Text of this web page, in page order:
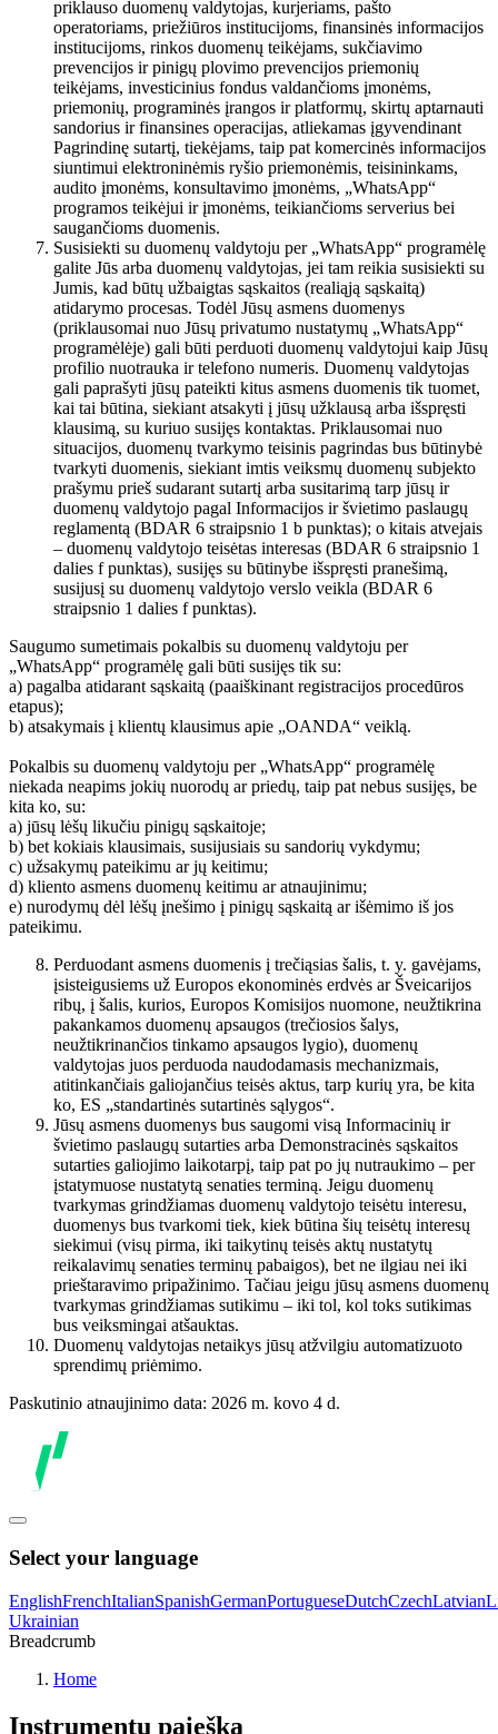
priklauso duomenų valdytojas, kurjeriams, pašto
operatoriams, priežiūros institucijoms, finansinės informacijos
institucijoms, rinkos duomenų teikėjams, sukčiavimo
prevencijos ir pinigų plovimo prevencijos priemonių
teikėjams, investicinius fondus valdančioms įmonėms,
priemonių, programinės įrangos ir platformų, skirtų aptarnauti
sandorius ir finansines operacijas, atliekamas įgyvendinant
Pagrindinę sutartį, tiekėjams, taip pat komercinės informacijos
siuntimui elektroninėmis ryšio priemonėmis, teisininkams,
audito įmonėms, konsultavimo įmonėms, „WhatsApp“
programos teikėjui ir įmonėms, teikiančioms serverius bei
saugančioms duomenis.
Susisiekti su duomenų valdytoju per „WhatsApp“ programėlę
galite Jūs arba duomenų valdytojas, jei tam reikia susisiekti su
Jumis, kad būtų užbaigtas sąskaitos (realiąją sąskaitą)
atidarymo procesas. Todėl Jūsų asmens duomenys
(priklausomai nuo Jūsų privatumo nustatymų „WhatsApp“
programėlėje) gali būti perduoti duomenų valdytojui kaip Jūsų
profilio nuotrauka ir telefono numeris. Duomenų valdytojas
gali paprašyti jūsų pateikti kitus asmens duomenis tik tuomet,
kai tai būtina, siekiant atsakyti į jūsų užklausą arba išspręsti
klausimą, su kuriuo susijęs kontaktas. Priklausomai nuo
situacijos, duomenų tvarkymo teisinis pagrindas bus būtinybė
tvarkyti duomenis, siekiant imtis veiksmų duomenų subjekto
prašymu prieš sudarant sutartį arba susitarimą tarp jūsų ir
duomenų valdytojo pagal Informacijos ir švietimo paslaugų
reglamentą (BDAR 6 straipsnio 1 b punktas); o kitais atvejais
– duomenų valdytojo teisėtas interesas (BDAR 6 straipsnio 1
dalies f punktas), susijęs su būtinybe išspręsti pranešimą,
susijusį su duomenų valdytojo verslo veikla (BDAR 6
straipsnio 1 dalies f punktas).
Saugumo sumetimais pokalbis su duomenų valdytoju per
„WhatsApp“ programėlę gali būti susijęs tik su:
a) pagalba atidarant sąskaitą (paaiškinant registracijos procedūros
etapus);
b) atsakymais į klientų klausimus apie „OANDA“ veiklą.
Pokalbis su duomenų valdytoju per „WhatsApp“ programėlę
niekada neapims jokių nuorodų ar priedų, taip pat nebus susijęs, be
kita ko, su:
a) jūsų lėšų likučiu pinigų sąskaitoje;
b) bet kokiais klausimais, susijusiais su sandorių vykdymu;
c) užsakymų pateikimu ar jų keitimu;
d) kliento asmens duomenų keitimu ar atnaujinimu;
e) nurodymų dėl lėšų įnešimo į pinigų sąskaitą ar išėmimo iš jos
pateikimu.
Perduodant asmens duomenis į trečiąsias šalis, t. y. gavėjams,
įsisteigusiems už Europos ekonominės erdvės ar Šveicarijos
ribų, į šalis, kurios, Europos Komisijos nuomone, neužtikrina
pakankamos duomenų apsaugos (trečiosios šalys,
neužtikrinančios tinkamo apsaugos lygio), duomenų
valdytojas juos perduoda naudodamasis mechanizmais,
atitinkančiais galiojančius teisės aktus, tarp kurių yra, be kita
ko, ES „standartinės sutartinės sąlygos“.
Jūsų asmens duomenys bus saugomi visą Informacinių ir
švietimo paslaugų sutarties arba Demonstracinės sąskaitos
sutarties galiojimo laikotarpį, taip pat po jų nutraukimo – per
įstatymuose nustatytą senaties terminą. Jeigu duomenų
tvarkymas grindžiamas duomenų valdytojo teisėtu interesu,
duomenys bus tvarkomi tiek, kiek būtina šių teisėtų interesų
siekimui (visų pirma, iki taikytinų teisės aktų nustatytų
reikalavimų senaties terminų pabaigos), bet ne ilgiau nei iki
prieštaravimo pripažinimo. Tačiau jeigu jūsų asmens duomenų
tvarkymas grindžiamas sutikimu – iki tol, kol toks sutikimas
bus veiksmingai atšauktas.
Duomenų valdytojas netaikys jūsų atžvilgiu automatizuoto
sprendimų priėmimo.
Paskutinio atnaujinimo data: 2026 m. kovo 4 d.
Select your language
EnglishFrenchItalianSpanishGermanPortugueseDutchCzechLatvian
Ukrainian
Breadcrumb
Home
Instrumentų paieška